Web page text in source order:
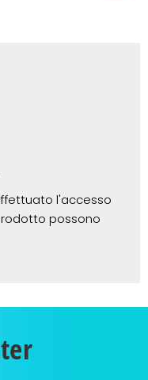
l'accesso
possono